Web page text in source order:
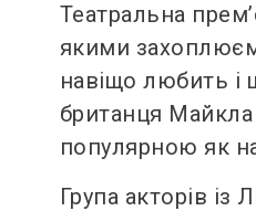
Театральна
якими
навіщо любить і
британця
популярною як
Група акторів